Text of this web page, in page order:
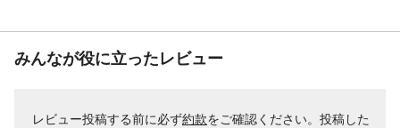
みんなが役に立ったレビュー
レビュー投稿する前に必ず約款をご確認ください。投稿した